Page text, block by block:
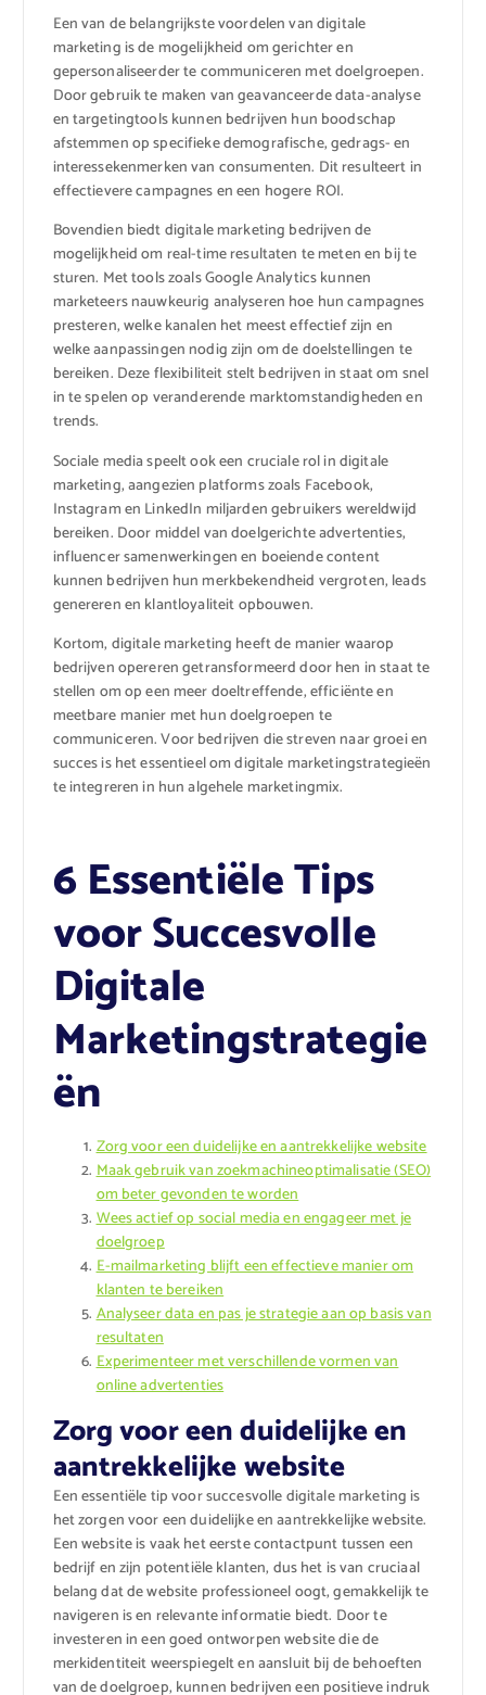
Een van de belangrijkste voordelen van digitale
marketing is de mogelijkheid om gerichter en
gepersonaliseerder te communiceren met doelgroepen.
Door gebruik te maken van geavanceerde data-analyse
en targetingtools kunnen bedrijven hun boodschap
afstemmen op specifieke demografische, gedrags- en
interessekenmerken van consumenten. Dit resulteert in
effectievere campagnes en een hogere ROI.
Bovendien biedt digitale marketing bedrijven de
mogelijkheid om real-time resultaten te meten en bij te
sturen. Met tools zoals Google Analytics kunnen
marketeers nauwkeurig analyseren hoe hun campagnes
presteren, welke kanalen het meest effectief zijn en
welke aanpassingen nodig zijn om de doelstellingen te
bereiken. Deze flexibiliteit stelt bedrijven in staat om snel
in te spelen op veranderende marktomstandigheden en
trends.
Sociale media speelt ook een cruciale rol in digitale
marketing, aangezien platforms zoals Facebook,
Instagram en LinkedIn miljarden gebruikers wereldwijd
bereiken. Door middel van doelgerichte advertenties,
influencer samenwerkingen en boeiende content
kunnen bedrijven hun merkbekendheid vergroten, leads
genereren en klantloyaliteit opbouwen.
Kortom, digitale marketing heeft de manier waarop
bedrijven opereren getransformeerd door hen in staat te
stellen om op een meer doeltreffende, efficiënte en
meetbare manier met hun doelgroepen te
communiceren. Voor bedrijven die streven naar groei en
succes is het essentieel om digitale marketingstrategieën
te integreren in hun algehele marketingmix.
6 Essentiële Tips
voor Succesvolle
Digitale
Marketingstrategie
ën
Zorg voor een duidelijke en aantrekkelijke website
Maak gebruik van zoekmachineoptimalisatie (SEO)
om beter gevonden te worden
Wees actief op social media en engageer met je
doelgroep
E-mailmarketing blijft een effectieve manier om
klanten te bereiken
Analyseer data en pas je strategie aan op basis van
resultaten
Experimenteer met verschillende vormen van
online advertenties
Zorg voor een duidelijke en
aantrekkelijke website
Een essentiële tip voor succesvolle digitale marketing is
het zorgen voor een duidelijke en aantrekkelijke website.
Een website is vaak het eerste contactpunt tussen een
bedrijf en zijn potentiële klanten, dus het is van cruciaal
belang dat de website professioneel oogt, gemakkelijk te
navigeren is en relevante informatie biedt. Door te
investeren in een goed ontworpen website die de
merkidentiteit weerspiegelt en aansluit bij de behoeften
van de doelgroep, kunnen bedrijven een positieve indruk